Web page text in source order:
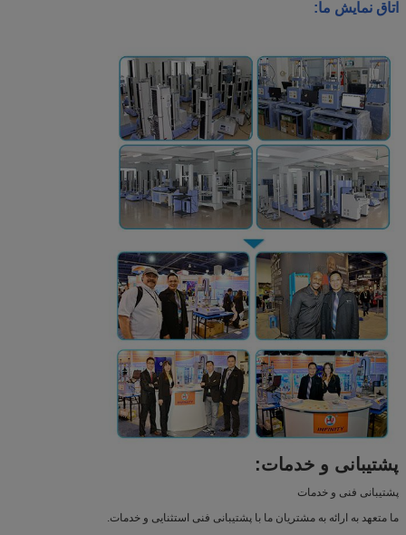
اتاق نمايش ما:
پشتیبانی و خدمات:
پشتیبانی فنی و خدمات
ما متعهد به ارائه به مشتریان ما با پشتیبانی فنی استثنایی و خدمات.